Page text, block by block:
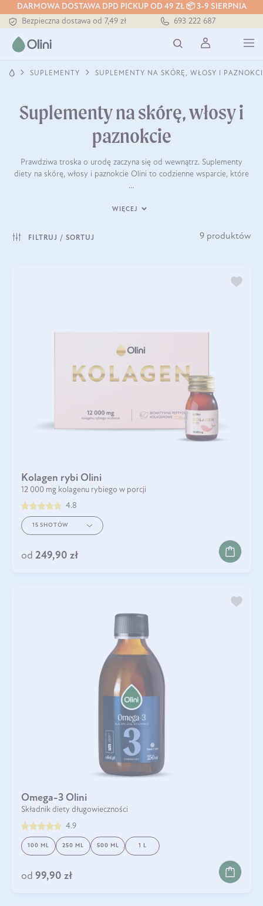
DARMOWA DOSTAWA DPD PICKUP OD 49 ZŁ 📦 3-9 SIERPNIA
Tłoczony zawsze na zimno
Bezpieczna dostawa od 7,49 zł
Tłoczony zawsze na zimno
693 222 687
SUPLEMENTY SUPLEMENTY NA SKÓRĘ, WŁOSY I
Suplementy na skórę, włosy i
paznokcie
Prawdziwa troska o urodę zaczyna się od wewnątrz. Suplementy
diety na skórę, włosy i paznokcie Olini to codzienne wsparcie, które
…
WIĘCEJ
FILTRUJ / SORTUJ 9 produktów
Kolagen rybi Olini
12 000 mg kolagenu rybiego w porcji
4.8
15 SHOTÓW
od 249,90 zł
Omega-3 Olini
Składnik diety długowieczności
4.9
100 ML 250 ML 500 ML 1 L
od 99,90 zł